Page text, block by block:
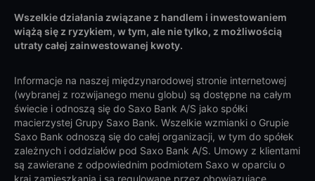
Wszelkie działania związane z handlem i inwestowaniem
wiążą się z ryzykiem, w tym, ale nie tylko, z możliwością
utraty całej zainwestowanej kwoty.
Informacje na naszej międzynarodowej stronie internetowej
(wybranej z rozwijanego menu globu) są dostępne na całym
świecie i odnoszą się do Saxo Bank A/S jako spółki
macierzystej Grupy Saxo Bank. Wszelkie wzmianki o Grupie
Saxo Bank odnoszą się do całej organizacji, w tym do spółek
zależnych i oddziałów pod Saxo Bank A/S. Umowy z klientami
są zawierane z odpowiednim podmiotem Saxo w oparciu o